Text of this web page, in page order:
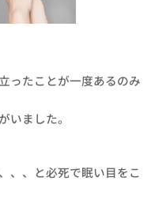
ったことが一度あるのみ
いました。
、、と必死で眠い目をこ